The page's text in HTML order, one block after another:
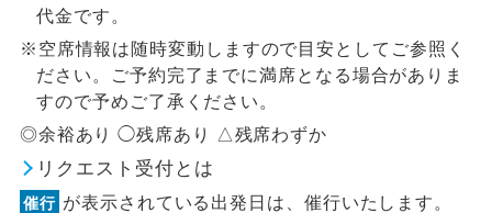
代金です。
※空席情報は随時変動しますので目安としてご参照く
ださい。ご予約完了までに満席となる場合がありま
すので予めご了承ください。
◎余裕あり ◯残席あり △残席わずか
リクエスト受付とは
催行 が表示されている出発日は、催行いたします。